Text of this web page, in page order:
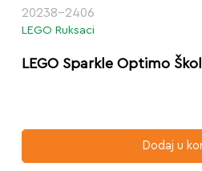
20238-2406
LEGO Ruksaci
LEGO Sparkle Optimo
Dodaj u